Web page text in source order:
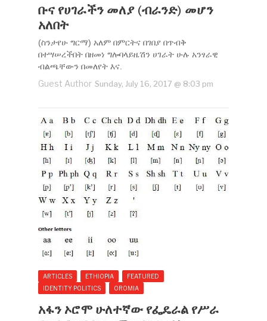
ቡና የሀገራችን መለያ (ብራንድ) መሆን
አለበት
(ስንታየሁ ግርማ) አለም በምርትና በገበያ በጥብቅ
በተሣሠረችበት በዘመነ ግሎባላይዜሽን ሀገራት ሁሉ አንፃራዊ
ብልጫቸውን በመለየት እና.
Guest Author Sunday, July 16, 2017 @ 8:03 pm
ARTICLES ETHIOPIA
FEATURED
IDENTITY POLITICS
OROMIA
አፋን ኦሮሞ ሁለተኛው የፌዴራል የሥራ